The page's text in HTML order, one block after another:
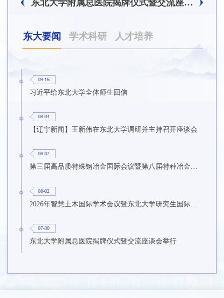
东北大学附属总医院揭牌仪式暨交流座谈会举行
东大要闻 学术科研 人才培养
09-16
习近平给东北大学全体师生回信
08-04
【辽宁新闻】王新伟在东北大学调研并主持召开座谈会
08-02
第三届高品质特殊钢冶金国际会议暨第八届特种冶金技术学术会议在东北大学召开
08-02
2026年智慧土木国际学术会议暨东北大学研究生国际暑期学校第九期在东北大学召开
07-30
东北大学附属总医院揭牌仪式暨交流座谈会举行